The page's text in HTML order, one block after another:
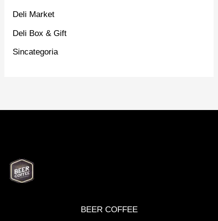
Deli Market
Deli Box & Gift
Sincategoria
BEER COFFEE